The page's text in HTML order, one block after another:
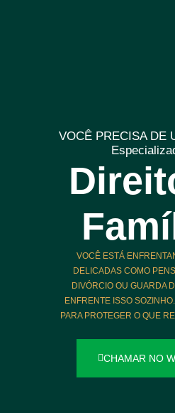
VOCÊ PRECISA DE
VOCÊ ESTÁ
DELICADAS COMO
DIVÓRCIO OU GUARDA
ENFRENTE ISSO
PARA PROTEGER O QUE
CHAMAR NO